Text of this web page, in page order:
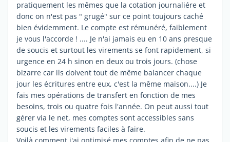
pratiquement les mêmes que la cotation journaliére et
donc on n'est pas " grugé" sur ce point toujours caché
bien évidemment. Le compte est rémunéré, faiblement
je vous l'accorde ! .... Je n'ai jamais eu en 10 ans presque
de soucis et surtout les virements se font rapidement, si
urgence en 24 h sinon en deux ou trois jours. (chose
bizarre car ils doivent tout de même balancer chaque
jour les écritures entre eux, c'est la même maison....) Je
fais mes opérations de transfert en fonction de mes
besoins, trois ou quatre fois l'année. On peut aussi tout
gérer via le net, mes comptes sont accessibles sans
soucis et les virements faciles à faire.